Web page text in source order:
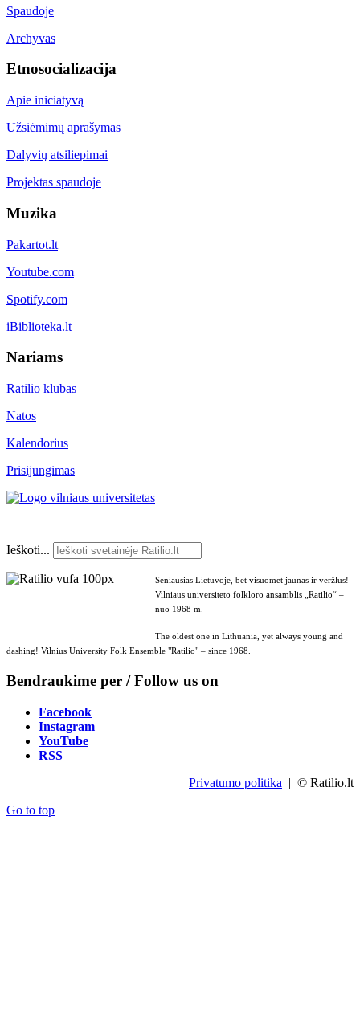
Spaudoje
Archyvas
Etnosocializacija
Apie iniciatyvą
Užsiėmimų aprašymas
Dalyvių atsiliepimai
Projektas spaudoje
Muzika
Pakartot.lt
Youtube.com
Spotify.com
iBiblioteka.lt
Nariams
Ratilio klubas
Natos
Kalendorius
Prisijungimas
Ieškoti...
Seniausias Lietuvoje, bet visuomet jaunas ir veržlus!
Vilniaus universiteto folkloro ansamblis „Ratilio“ –
nuo 1968 m.
The oldest one in Lithuania, yet always young and
dashing! Vilnius University Folk Ensemble "Ratilio" – since 1968.
Bendraukime per / Follow us on
Facebook
Instagram
YouTube
RSS
Privatumo politika | © Ratilio.lt
Go to top